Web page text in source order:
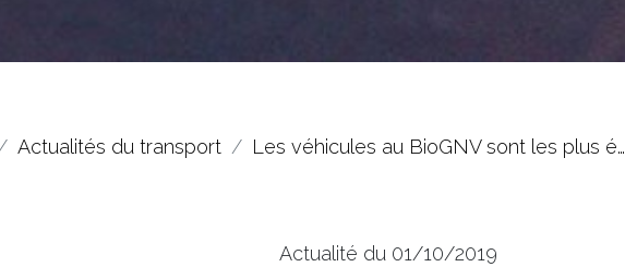
Actualités du transport Les véhicules au BioGNV sont les plus é…
Actualité du 01/10/2019